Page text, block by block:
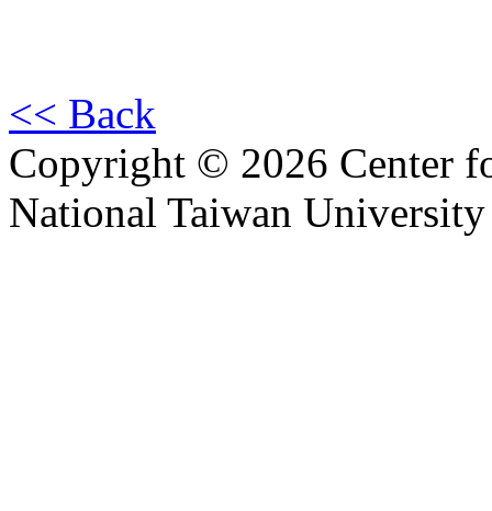
<< Back
Copyright © 2026 Center
National Taiwan University